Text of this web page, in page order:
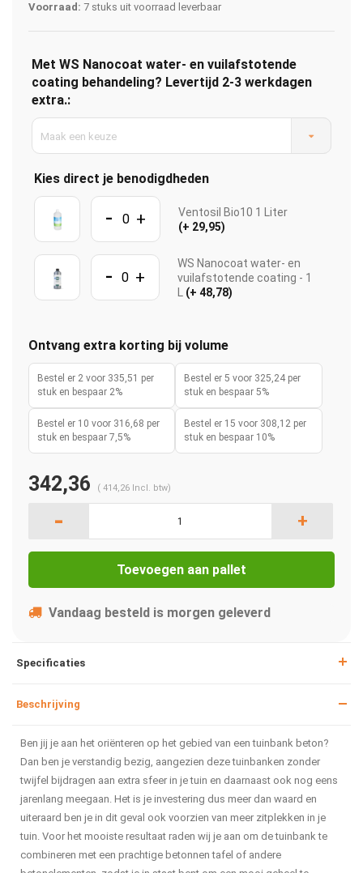
Voorraad: 7 stuks uit voorraad leverbaar
Met WS Nanocoat water- en vuilafstotende
coating behandeling? Levertijd 2-3 werkdagen
extra.:
Maak een keuze
Kies direct je benodigdheden
- +
Ventosil Bio10 1 Liter
(+ 29,95)
- +
WS Nanocoat water- en
vuilafstotende coating - 1
(+ 48,78)
Ontvang extra korting bij volume
Bestel er 2 voor 335,51 per
stuk en bespaar 2%
Bestel er 5 voor 325,24 per
stuk en bespaar 5%
Bestel er 10 voor 316,68 per
stuk en bespaar 7,5%
Bestel er 15 voor 308,12 per
stuk en bespaar 10%
342,36 ( 414,26 Incl. btw)
- +
Toevoegen aan pallet
Vandaag besteld is morgen geleverd
Specificaties
Beschrijving
Ben jij je aan het oriënteren op het gebied van een tuinbank beton?
Dan ben je verstandig bezig, aangezien deze tuinbanken zonder
twijfel bijdragen aan extra sfeer in je tuin en daarnaast ook nog eens
jarenlang meegaan. Het is je investering dus meer dan waard en
uiteraard ben je in dit geval ook voorzien van meer zitplekken in je
tuin. Voor het mooiste resultaat raden wij je aan om de tuinbank te
combineren met een prachtige betonnen tafel of andere